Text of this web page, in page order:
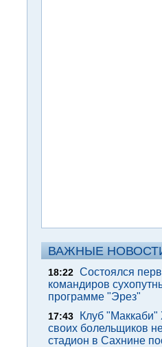
ВАЖНЫЕ
18:22 Состоялся
командиров
программе "Эрез"
17:43
Клуб
своих болельщиков
стадион в Сахнине